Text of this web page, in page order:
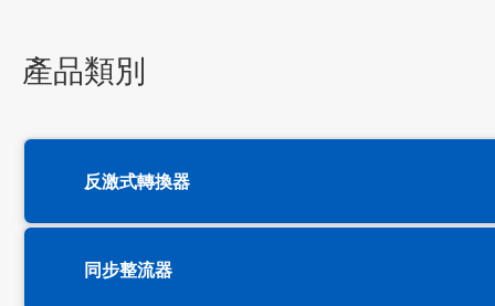
產品類別
反激式轉換器
同步整流器